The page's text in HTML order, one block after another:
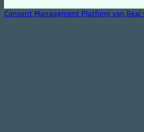
Consent Management Platform von Real